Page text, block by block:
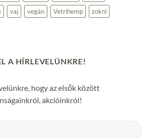
vaj vegán Vetrihemp
zokni
A HÍRLEVELÜNKRE!
hogy az elsők között
akcióinkról!